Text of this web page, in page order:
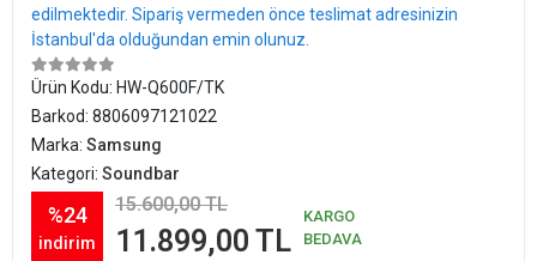
edilmektedir. Sipariş vermeden önce teslimat adresinizin
İstanbul'da olduğundan emin olunuz.
Ürün Kodu: HW-Q600F/TK
Barkod: 8806097121022
Marka: Samsung
Kategori: Soundbar
%24
indirim
15.600,00 TL
11.899,00 TL
KARGO
BEDAVA